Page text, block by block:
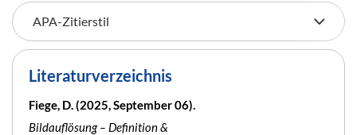
Literaturverzeichnis
Fiege, D. (2025, September 06).
Bildauflösung – Definition &